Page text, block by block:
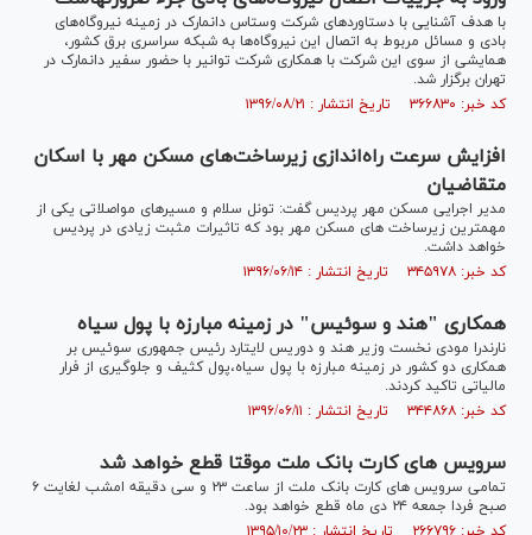
با هدف آشنایی با دستاورد‌های شرکت وستاس دانمارک در زمینه نیروگاه‌های
بادی و مسائل مربوط به اتصال این نیروگاه‌ها به شبکه سراسری برق کشور،
همایشی از سوی این شرکت با همکاری شرکت توانیر با حضور سفیر دانمارک در
تهران برگزار شد.
کد خبر: ۳۶۶۸۳۰ تاریخ انتشار : ۱۳۹۶/۰۸/۲۱
افزایش سرعت راه‌اندازی زیرساخت‌های مسکن مهر با اسکان
متقاضیان
مدیر اجرایی مسکن مهر پردیس گفت: تونل سلام و مسیرهای مواصلاتی یکی از
مهمترین زیرساخت های مسکن مهر بود که تاثیرات مثبت زیادی در پردیس
خواهد داشت.
کد خبر: ۳۴۵۹۷۸ تاریخ انتشار : ۱۳۹۶/۰۶/۱۴
همکاری "هند و سوئیس" در زمینه مبارزه با پول سیاه
نارندرا مودی نخست وزیر هند و دوریس لایتارد رئیس جمهوری سوئیس بر
همکاری دو کشور در زمینه مبارزه با پول سیاه،پول کثیف و جلوگیری از فرار
مالیاتی تاکید کردند.
کد خبر: ۳۴۴۸۶۸ تاریخ انتشار : ۱۳۹۶/۰۶/۱۱
سرویس های کارت بانک ملت موقتا قطع خواهد شد
تمامی سرویس های کارت بانک ملت از ساعت ۲۳ و سی دقیقه امشب لغایت ۶
صبح فردا جمعه ۲۴ دی ماه قطع خواهد بود.